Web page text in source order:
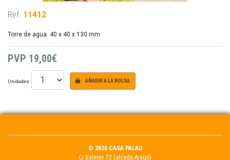
Ref. 11412
Torre de agua. 40 x 40 x 130 mm
PVP 19,00€
Unidades: AÑADIR A LA BOLSA
© 2026 CASA PALAU
C/ Balmes 72 (alçada Aragó)